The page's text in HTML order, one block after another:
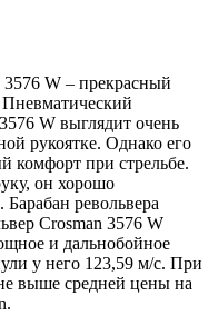
W – прекрасный
W выглядит очень
рукоятке. Однако его
комфорт при стрельбе.
он хорошо
револьвера
Crosman 3576 W
и дальнобойное
у него 123,59 м/с. При
выше средней цены на